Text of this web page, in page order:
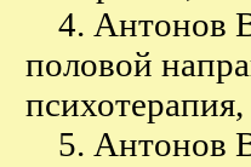
4. Антонов
половой
5. Антонов